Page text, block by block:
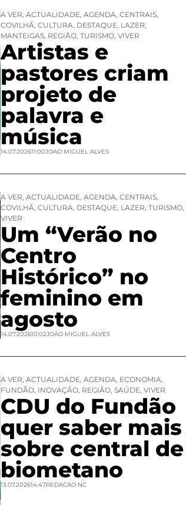
A VER, ACTUALIDADE, AGENDA, CENTRAIS,
COVILHÃ, CULTURA, DESTAQUE, LAZER,
MANTEIGAS, REGIÃO, TURISMO, VIVER
Artistas e
pastores criam
projeto de
palavra e
música
14.07.202611:00JOAO MIGUEL ALVES
A VER, ACTUALIDADE, AGENDA, CENTRAIS,
COVILHÃ, CULTURA, DESTAQUE, LAZER, TURISMO,
VIVER
Um “Verão no
Centro
Histórico” no
feminino em
agosto
14.07.202610:02JOAO MIGUEL ALVES
A VER, ACTUALIDADE, AGENDA, ECONOMIA,
FUNDÃO, INOVAÇÃO, REGIÃO, SAÚDE, VIVER
CDU do Fundão
quer saber mais
sobre central de
biometano
13.07.202614:47REDACAO NC